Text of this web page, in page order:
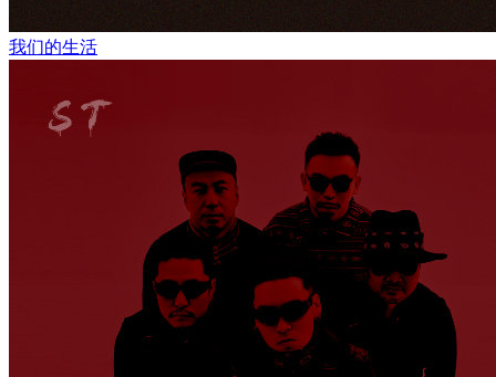
我们的生活